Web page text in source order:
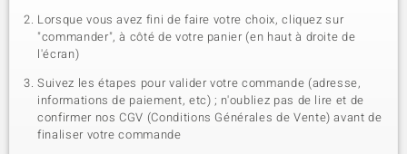
Lorsque vous avez fini de faire votre choix, cliquez sur
"commander", à côté de votre panier (en haut à droite de
l'écran)
Suivez les étapes pour valider votre commande (adresse,
informations de paiement, etc) ; n'oubliez pas de lire et de
confirmer nos CGV (Conditions Générales de Vente) avant de
finaliser votre commande